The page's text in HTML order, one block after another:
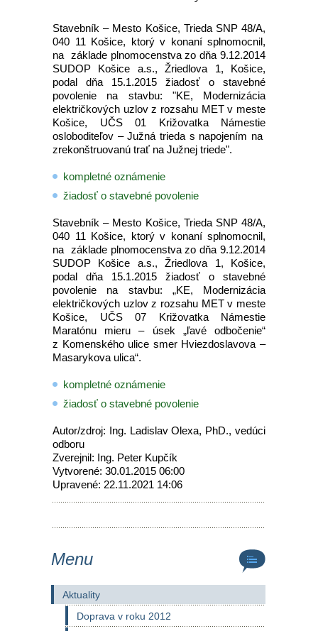
Stavebník – Mesto Košice, Trieda SNP 48/A,
040 11 Košice, ktorý v konaní splnomocnil,
na základe plnomocenstva zo dňa 9.12.2014
SUDOP Košice a.s., Žriedlova 1, Košice,
podal dňa 15.1.2015 žiadosť o stavebné
povolenie na stavbu: "KE, Modernizácia
električkových uzlov z rozsahu MET v meste
Košice, UČS 01 Križovatka Námestie
osloboditeľov – Južná trieda s napojením na
zrekonštruovanú trať na Južnej triede".
kompletné oznámenie
žiadosť o stavebné povolenie
Stavebník – Mesto Košice, Trieda SNP 48/A,
040 11 Košice, ktorý v konaní splnomocnil,
na základe plnomocenstva zo dňa 9.12.2014
SUDOP Košice a.s., Žriedlova 1, Košice,
podal dňa 15.1.2015 žiadosť o stavebné
povolenie na stavbu: „KE, Modernizácia
električkových uzlov z rozsahu MET v meste
Košice, UČS 07 Križovatka Námestie
Maratónu mieru – úsek „ľavé odbočenie“
z Komenského ulice smer Hviezdoslavova –
Masarykova ulica“.
kompletné oznámenie
žiadosť o stavebné povolenie
Autor/zdroj: Ing. Ladislav Olexa, PhD., vedúci
odboru
Zverejnil: Ing. Peter Kupčík
Vytvorené: 30.01.2015 06:00
Upravené: 22.11.2021 14:06
Menu
Aktuality
Doprava v roku 2012